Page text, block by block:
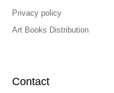
Privacy policy
Art Books Distribution
Contact